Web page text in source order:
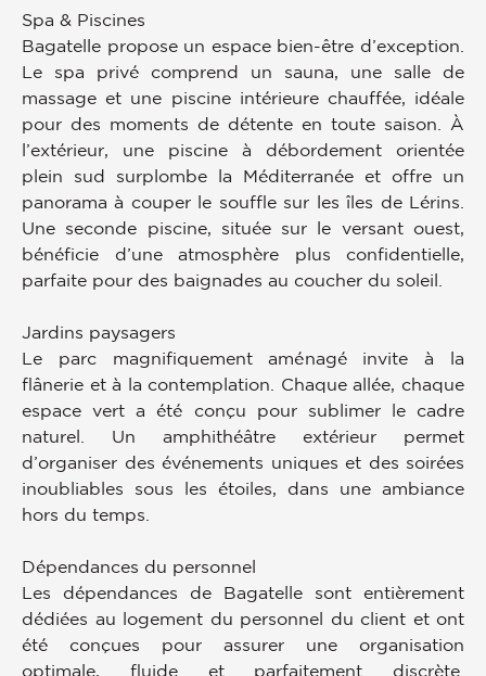
Spa & Piscines
Bagatelle propose un espace bien-être d’exception.
Le spa privé comprend un sauna, une salle de
massage et une piscine intérieure chauffée, idéale
pour des moments de détente en toute saison. À
l’extérieur, une piscine à débordement orientée
plein sud surplombe la Méditerranée et offre un
panorama à couper le souffle sur les îles de Lérins.
Une seconde piscine, située sur le versant ouest,
bénéficie d’une atmosphère plus confidentielle,
parfaite pour des baignades au coucher du soleil.
Jardins paysagers
Le parc magnifiquement aménagé invite à la
flânerie et à la contemplation. Chaque allée, chaque
espace vert a été conçu pour sublimer le cadre
naturel. Un amphithéâtre extérieur permet
d’organiser des événements uniques et des soirées
inoubliables sous les étoiles, dans une ambiance
hors du temps.
Dépendances du personnel
Les dépendances de Bagatelle sont entièrement
dédiées au logement du personnel du client et ont
été conçues pour assurer une organisation
optimale, fluide et parfaitement discrète.